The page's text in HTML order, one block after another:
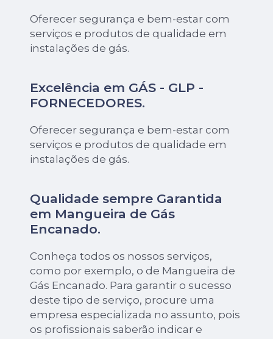
Oferecer segurança e bem-estar com
serviços e produtos de qualidade em
instalações de gás.
Excelência em GÁS - GLP -
FORNECEDORES.
Oferecer segurança e bem-estar com
serviços e produtos de qualidade em
instalações de gás.
Qualidade sempre Garantida
em Mangueira de Gás
Encanado.
Conheça todos os nossos serviços,
como por exemplo, o de Mangueira de
Gás Encanado. Para garantir o sucesso
deste tipo de serviço, procure uma
empresa especializada no assunto, pois
os profissionais saberão indicar e